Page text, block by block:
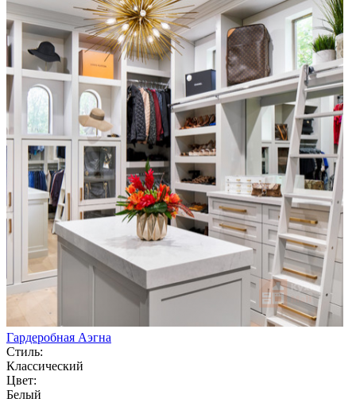
Гардеробная Аэгна
Стиль:
Классический
Цвет:
Белый